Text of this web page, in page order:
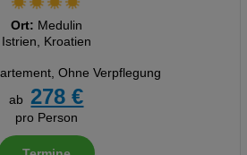
Ort: Medulin
Istrien, Kroatien
Ohne Verpflegung
ab
278 €
pro Person